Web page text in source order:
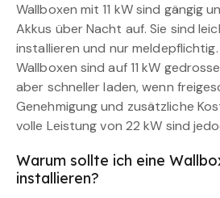
Wallboxen mit 11 kW sind gängig
Akkus über Nacht auf. Sie sind
installieren und nur
Wallboxen sind auf 11 kW
aber schneller laden, wenn
Genehmigung und zusätzliche
volle Leistung von 22 kW sind
Warum sollte ich eine
installieren?